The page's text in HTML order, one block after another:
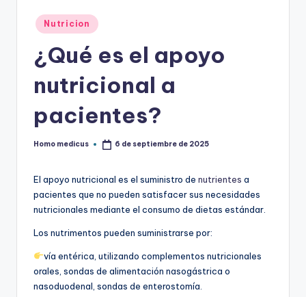
Publicado
en
Nutricion
¿Qué es el apoyo
nutricional a
pacientes?
Publicado
Homo medicus 6 de septiembre de 2025
El apoyo nutricional es el suministro de nutrientes a
pacientes que no pueden satisfacer sus necesidades
nutricionales mediante el consumo de dietas estándar.
Los nutrimentos pueden suministrarse por:
vía entérica, utilizando complementos nutricionales
orales, sondas de alimentación nasogástrica o
nasoduodenal, sondas de enterostomía.